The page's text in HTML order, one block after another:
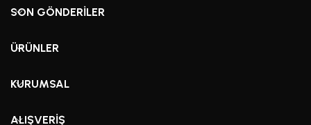
SON GÖNDERILER
ÜRÜNLER
KURUMSAL
ALIŞVERIŞ